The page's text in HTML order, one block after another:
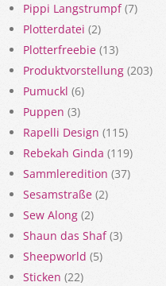
Pippi Langstrumpf(7)
Plotterdatei (2)
Plotterfreebie (13)
Produktvorstellung (203)
Pumuckl (6)
Puppen (3)
Rapelli Design (115)
Rebekah Ginda (119)
Sammleredition (37)
Sesamstraße (2)
Sew Along (2)
Shaun das Shaf(3)
Sheepworld (5)
Sticken (22)